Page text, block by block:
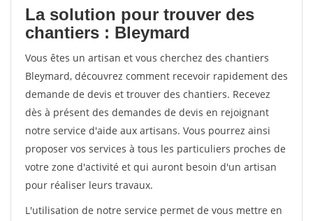
La solution pour trouver des
chantiers : Bleymard
Vous êtes un artisan et vous cherchez des chantiers
Bleymard, découvrez comment recevoir rapidement des
demande de devis et trouver des chantiers. Recevez
dès à présent des demandes de devis en rejoignant
notre service d'aide aux artisans. Vous pourrez ainsi
proposer vos services à tous les particuliers proches de
votre zone d'activité et qui auront besoin d'un artisan
pour réaliser leurs travaux.
L'utilisation de notre service permet de vous mettre en